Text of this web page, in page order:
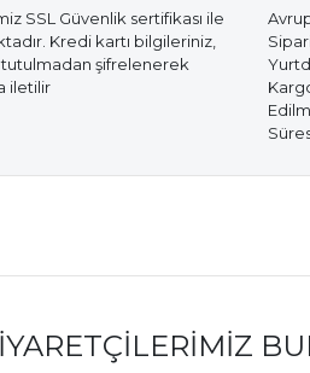
SSL Güvenlik sertifikası ile
Kredi kartı bilgileriniz,
şifrelenerek
iletilir